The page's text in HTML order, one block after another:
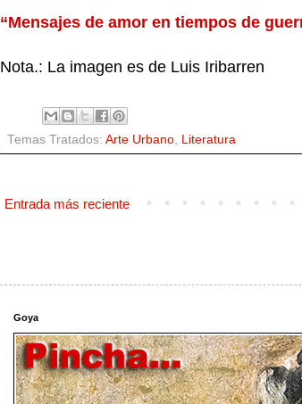
“Mensajes de amor en tiempos de
Nota.: La imagen es de Luis Iribarren
Temas Tratados: Arte Urbano, Literatura
Entrada más reciente
Goya